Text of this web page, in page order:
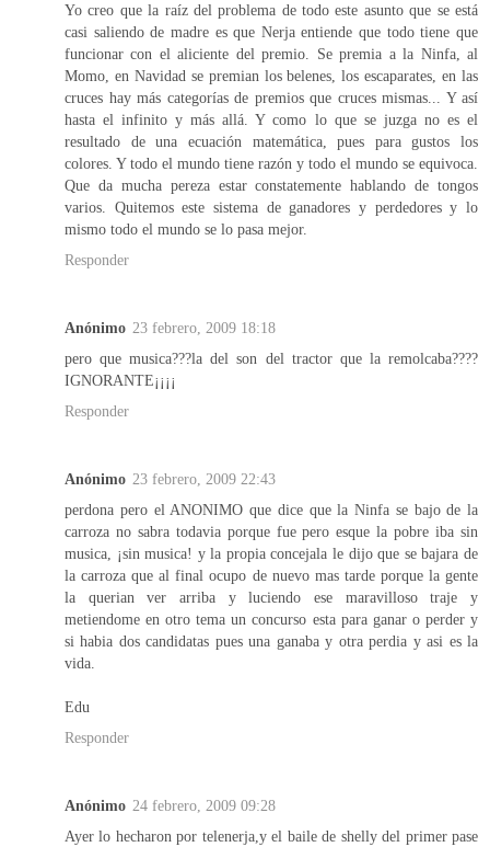
Yo creo que la raíz del problema de todo este asunto que se está
casi saliendo de madre es que Nerja entiende que todo tiene que
funcionar con el aliciente del premio. Se premia a la Ninfa, al
Momo, en Navidad se premian los belenes, los escaparates, en las
cruces hay más categorías de premios que cruces mismas... Y así
hasta el infinito y más allá. Y como lo que se juzga no es el
resultado de una ecuación matemática, pues para gustos los
colores. Y todo el mundo tiene razón y todo el mundo se equivoca.
Que da mucha pereza estar constatemente hablando de tongos
varios. Quitemos este sistema de ganadores y perdedores y lo
mismo todo el mundo se lo pasa mejor.
Responder
Anónimo 23 febrero, 2009 18:18
pero que musica???la del son del tractor que la remolcaba????
IGNORANTE¡¡¡¡
Responder
Anónimo 23 febrero, 2009 22:43
perdona pero el ANONIMO que dice que la Ninfa se bajo de la
carroza no sabra todavia porque fue pero esque la pobre iba sin
musica, ¡sin musica! y la propia concejala le dijo que se bajara de
la carroza que al final ocupo de nuevo mas tarde porque la gente
la querian ver arriba y luciendo ese maravilloso traje y
metiendome en otro tema un concurso esta para ganar o perder y
si habia dos candidatas pues una ganaba y otra perdia y asi es la
vida.
Edu
Responder
Anónimo 24 febrero, 2009 09:28
Ayer lo hecharon por telenerja,y el baile de shelly del primer pase